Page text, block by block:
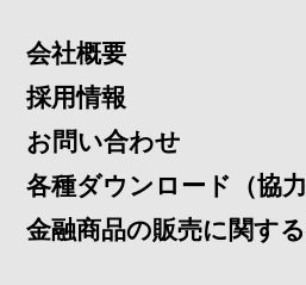
会社概要
採用情報
お問い合わせ
各種ダウンロード（協力
金融商品の販売に関す